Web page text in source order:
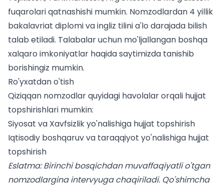
fuqarolari qatnashishi mumkin. Nomzodlardan 4 yillik
bakalavriat diplomi va ingliz tilini a'lo darajada bilish
talab etiladi. Talabalar uchun mo'ljallangan boshqa
xalqaro imkoniyatlar haqida saytimizda tanishib
borishingiz mumkin.
Ro'yxatdan o'tish
Qiziqqan nomzodlar quyidagi havolalar orqali hujjat
topshirishlari mumkin:
Siyosat va Xavfsizlik yo'nalishiga hujjat topshirish
Iqtisodiy boshqaruv va taraqqiyot yo'nalishiga hujjat
topshirish
Eslatma: Birinchi bosqichdan muvaffaqiyatli o'tgan
nomzodlargina intervyuga chaqiriladi. Qo'shimcha